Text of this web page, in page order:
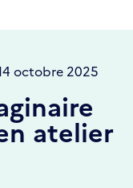
octobre 2025
atelier